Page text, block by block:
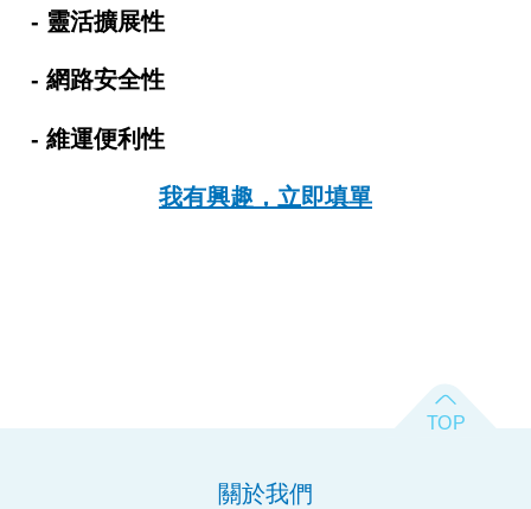
- 靈活擴展性
- 網路安全性
- 維運便利性
我有興趣，立即填單
關於我們